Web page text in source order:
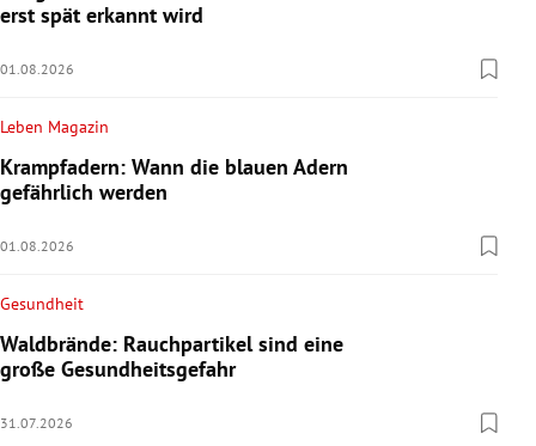
erst spät erkannt wird
01.08.2026
Leben Magazin
Krampfadern: Wann die blauen Adern
gefährlich werden
01.08.2026
Gesundheit
Waldbrände: Rauchpartikel sind eine
große Gesundheitsgefahr
31.07.2026